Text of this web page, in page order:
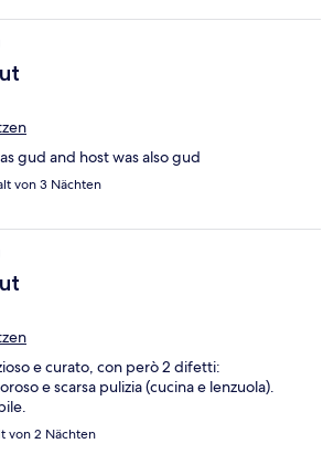
gud and host was also gud
von 3 Nächten
e curato, con però 2 difetti:
e scarsa pulizia (cucina e lenzuola).
von 2 Nächten